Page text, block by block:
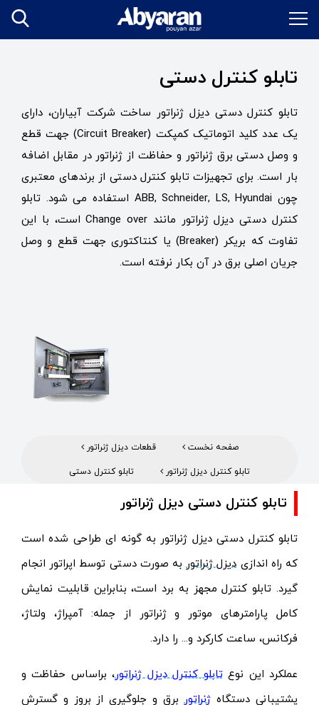
تابلو کنترل دستی
تابلو کنترل دستی دیزل ژنراتور ساخت شرکت آبیاران، دارای
یک عدد کلید اتوماتیک کمپکت (Circuit Breaker) جهت قطع
و وصل دستی برق ژنراتور و حفاظت از ژنراتور در مقابل اضافه
بار است. برای تجهیزات تابلو کنترل دستی از برندهای معتبری
چون ABB, Schneider, LS, Hyundai استفاده می شود. تابلو
کنترل دستی دیزل ژنراتور مانند Change over است، با این
تفاوت که بریکر (Breaker) یا کنتاکتوری جهت قطع و وصل
جریان اصلی برق در آن بکار نرفته است.
صفحه نخست قطعات دیزل ژنراتور
تابلو کنترل دیزل ژنراتور تابلو کنترل دستی
تابلو کنترل دستی دیزل ژنراتور
تابلو کنترل دستی دیزل ژنراتور به گونه ای طراحی شده است
که راه اندازی دیزل ژنراتوربه صورت دستی توسط اپراتور انجام
گیرد. تابلو کنترل مجهز به برد است، بنابراین قابلیت نمایش
کامل پارامترهای موتور و ژنراتور از جمله: آمپراژ، ولتاژ،
فرکانس، ساعت کارکرد و... را دارد.
عملکرد این نوعتابلو کنترل دیزل ژنراتور، براساس حفاظت و
پشتیبانی دستگاه ژنراتوربرق و جلوگیری از بروز و گسترش